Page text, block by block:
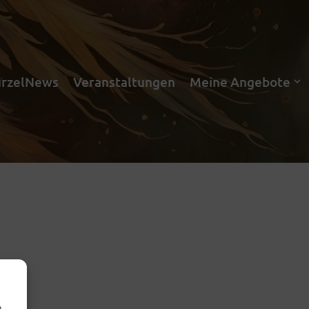
Veranstaltungen Meine Angebote